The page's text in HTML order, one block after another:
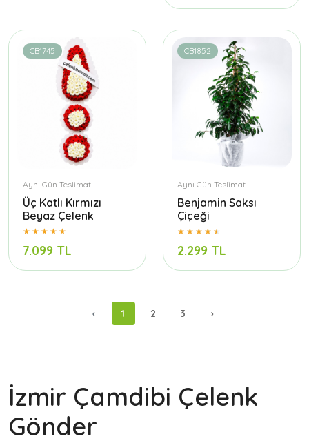
CB1745
Aynı Gün Teslimat
Üç Katlı Kırmızı
Beyaz Çelenk
7.099 TL
CB1852
Aynı Gün Teslimat
Benjamin Saksı
Çiçeği
2.299 TL
‹ 1 2 3 ›
İzmir Çamdibi Çelenk
Gönder